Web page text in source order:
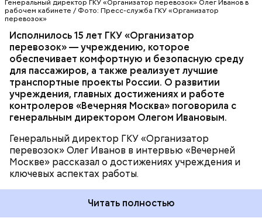
Генеральный директор ГКУ «Организатор перевозок» Олег Иванов в
рабочем кабинете / Фото: Пресс-служба ГКУ «Организатор
перевозок»
Исполнилось 15 лет ГКУ «Организатор
перевозок» — учреждению, которое
обеспечивает комфортную и безопасную среду
для пассажиров, а также реализует лучшие
транспортные проекты России. О развитии
учреждения, главных достижениях и работе
контролеров «Вечерняя Москва» поговорила с
генеральным директором Олегом Ивановым.
Генеральный директор ГКУ «Организатор
перевозок» Олег Иванов в интервью «Вечерней
Москве» рассказал о достижениях учреждения и
ключевых аспектах работы.
Читать полностью
ПРОФЕССИИ
Москва — крупнейший в стране центр разработок
и экспертизы медицинских технологий
искусственного интеллекта. С 2025 года новые
— Москва создала не просто еще один удобный
цифровой сервис, а ключевой элемент повышения
эффективности системы лучевой диагностики — с
колоссальным позитивным эффектом по времени,
качеству и затратам, — подчеркнул Сергей
Собянин.
несколько минут, замечая то, что недоступно
человеческому глазу. Это крайне важно для ранней
диагностики онкологических и легочных
заболеваний.